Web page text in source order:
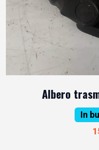
Albero
In